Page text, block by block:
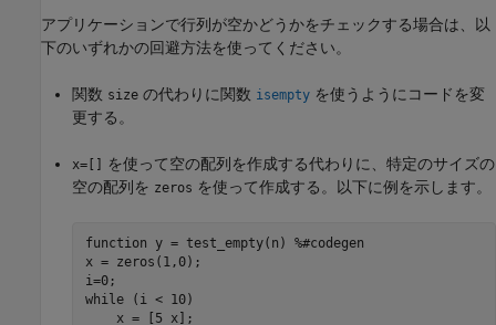
アプリケーションで行列が空かどうかをチェックする場合は、以
下のいずれかの回避方法を使ってください。
関数 size の代わりに関数 isempty を使うようにコードを変
更する。
x=[]
を使って空の配列を作成する代わりに、特定のサイズの
空の配列を zeros を使って作成する。以下に例を示します。
function y = test_empty(n) %#codegen
x = zeros(1,0);
while (i < 10)
    x = [5 x];